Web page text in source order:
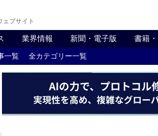
ェブサイト
業界情報 新聞・電子版 書籍
一覧 全カテゴリー一覧